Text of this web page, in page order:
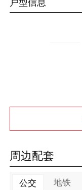
户型信息
周边配套
公交 地铁